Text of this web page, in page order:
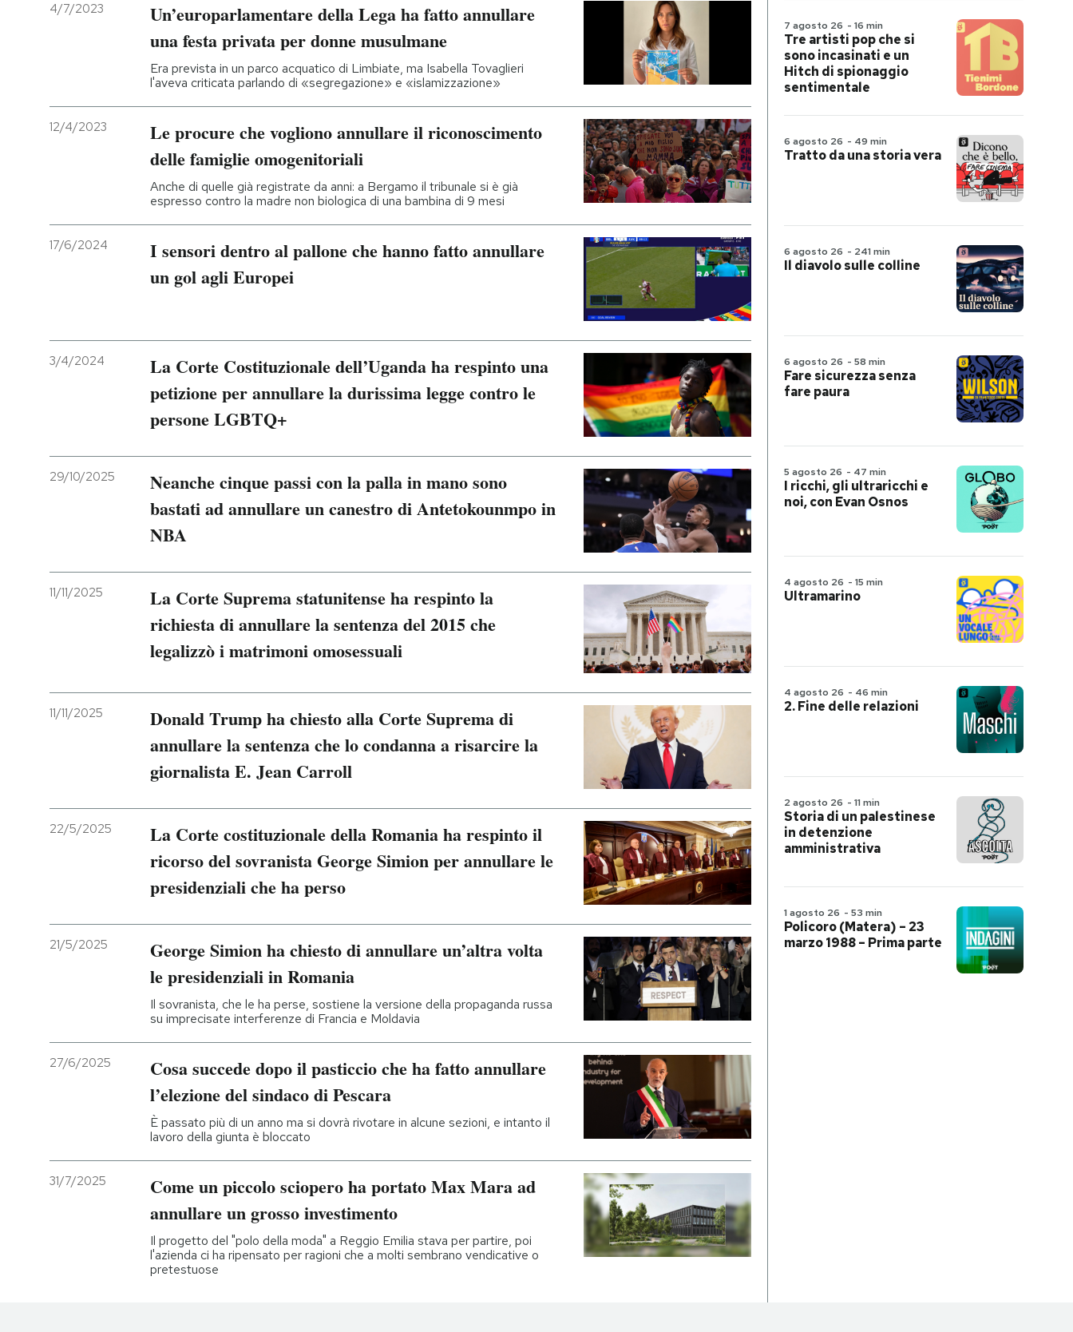
4/7/2023
Un’europarlamentare della Lega ha fatto annullare
una festa privata per donne musulmane
Era prevista in un parco acquatico di Limbiate, ma Isabella Tovaglieri
l'aveva criticata parlando di «segregazione» e «islamizzazione»
12/4/2023
Le procure che vogliono annullare il riconoscimento
delle famiglie omogenitoriali
Anche di quelle già registrate da anni: a Bergamo il tribunale si è già
espresso contro la madre non biologica di una bambina di 9 mesi
17/6/2024
I sensori dentro al pallone che hanno fatto annullare
un gol agli Europei
3/4/2024
La Corte Costituzionale dell’Uganda ha respinto una
petizione per annullare la durissima legge contro le
persone LGBTQ+
29/10/2025
Neanche cinque passi con la palla in mano sono
bastati ad annullare un canestro di Antetokounmpo in
NBA
11/11/2025
La Corte Suprema statunitense ha respinto la
richiesta di annullare la sentenza del 2015 che
legalizzò i matrimoni omosessuali
11/11/2025
Donald Trump ha chiesto alla Corte Suprema di
annullare la sentenza che lo condanna a risarcire la
giornalista E. Jean Carroll
22/5/2025
La Corte costituzionale della Romania ha respinto il
ricorso del sovranista George Simion per annullare le
presidenziali che ha perso
21/5/2025
George Simion ha chiesto di annullare un’altra volta
le presidenziali in Romania
Il sovranista, che le ha perse, sostiene la versione della propaganda russa
su imprecisate interferenze di Francia e Moldavia
27/6/2025
Cosa succede dopo il pasticcio che ha fatto annullare
l’elezione del sindaco di Pescara
È passato più di un anno ma si dovrà rivotare in alcune sezioni, e intanto il
lavoro della giunta è bloccato
31/7/2025
Come un piccolo sciopero ha portato Max Mara ad
annullare un grosso investimento
Il progetto del "polo della moda" a Reggio Emilia stava per partire, poi
l'azienda ci ha ripensato per ragioni che a molti sembrano vendicative o
pretestuose
7 agosto 26 - 16 min
Tre artisti pop che si
sono incasinati e un
Hitch di spionaggio
sentimentale
6 agosto 26 - 49 min
Tratto da una storia vera
6 agosto 26 - 241 min
Il diavolo sulle colline
6 agosto 26 - 58 min
Fare sicurezza senza
fare paura
5 agosto 26 - 47 min
I ricchi, gli ultraricchi e
noi, con Evan Osnos
4 agosto 26 - 15 min
Ultramarino
4 agosto 26 - 46 min
2. Fine delle relazioni
2 agosto 26 - 11 min
Storia di un palestinese
in detenzione
amministrativa
1 agosto 26 - 53 min
Policoro (Matera) – 23
marzo 1988 – Prima parte